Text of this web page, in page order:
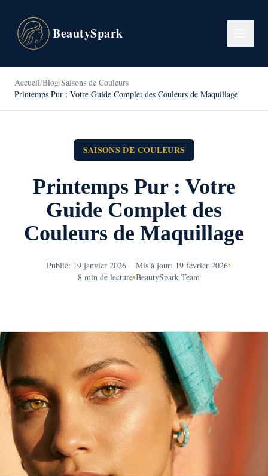
BeautySpark
Accueil/Blog/Saisons de Couleurs
Printemps Pur : Votre Guide Complet des Couleurs de Maquillage
SAISONS DE COULEURS
Printemps Pur : Votre
Guide Complet des
Couleurs de Maquillage
Publié: 19 janvier 2026 Mis à jour: 19 février 2026•
8 min de lecture•BeautySpark Team